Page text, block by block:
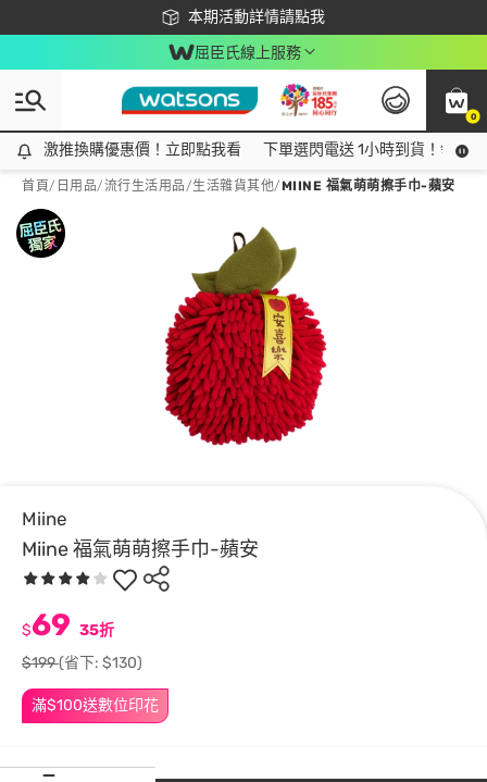
本期活動詳情請點我
下載app最高回饋$350
屈臣氏線上服務
0
激推換購優惠價！立即點我看
激推換購優惠價！立即點我看 下單選閃電送 1小時到貨！領神
首頁/ 日用品/流行生活用品/生活雜貨其他/MIINE 福氣萌萌擦手巾-蘋安
Miine
Miine 福氣萌萌擦手巾-蘋安
滿$100送數位印花
$69 35折
$199(省下: $130)